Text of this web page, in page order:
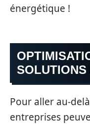
énergétique !
SOLUTIONS
Pour aller au-
entreprises